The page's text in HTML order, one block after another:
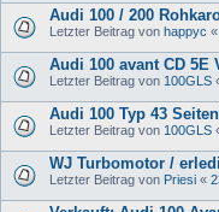
Audi 100 / 200
Letzter Beitrag von happyc «
Audi 100 avant CD 5E
Letzter Beitrag von 100GLS
Audi 100 Typ 43
Letzter Beitrag von 100GLS
WJ Turbomotor /
Letzter Beitrag von Priesi «